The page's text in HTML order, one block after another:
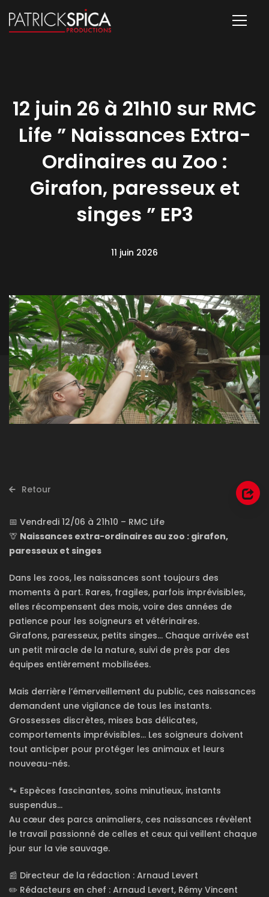
12 juin 26 à 21h10 sur RMC
Life ” Naissances Extra-
Ordinaires au Zoo :
Girafon, paresseux et
singes ” EP3
11 juin 2026
Retour
📅 Vendredi 12/06 à 21h10 – RMC Life
🦒 Naissances extra-ordinaires au zoo : girafon,
paresseux et singes
Dans les zoos, les naissances sont toujours des
moments à part. Rares, fragiles, parfois imprévisibles,
elles récompensent des mois, voire des années de
patience pour les soigneurs et vétérinaires.
Girafons, paresseux, petits singes… Chaque arrivée est
un petit miracle de la nature, suivi de près par des
équipes entièrement mobilisées.
Mais derrière l’émerveillement du public, ces naissances
demandent une vigilance de tous les instants.
Grossesses discrètes, mises bas délicates,
comportements imprévisibles… Les soigneurs doivent
tout anticiper pour protéger les animaux et leurs
nouveau-nés.
🐾 Espèces fascinantes, soins minutieux, instants
suspendus…
Au cœur des parcs animaliers, ces naissances révèlent
le travail passionné de celles et ceux qui veillent chaque
jour sur la vie sauvage.
📰 Directeur de la rédaction : Arnaud Levert
✏️ Rédacteurs en chef : Arnaud Levert, Rémy Vincent